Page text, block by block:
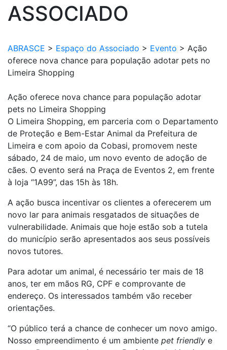
ASSOCIADO
ABRASCE > Espaço do Associado > Evento > Ação
oferece nova chance para população adotar pets no
Limeira Shopping
Ação oferece nova chance para população adotar
pets no Limeira Shopping
O Limeira Shopping, em parceria com o Departamento
de Proteção e Bem-Estar Animal da Prefeitura de
Limeira e com apoio da Cobasi, promovem neste
sábado, 24 de maio, um novo evento de adoção de
cães. O evento será na Praça de Eventos 2, em frente
à loja “1A99”, das 15h às 18h.
A ação busca incentivar os clientes a oferecerem um
novo lar para animais resgatados de situações de
vulnerabilidade. Animais que hoje estão sob a tutela
do município serão apresentados aos seus possíveis
novos tutores.
Para adotar um animal, é necessário ter mais de 18
anos, ter em mãos RG, CPF e comprovante de
endereço. Os interessados também vão receber
orientações.
“O público terá a chance de conhecer um novo amigo.
Nosso empreendimento é um ambiente pet friendly e